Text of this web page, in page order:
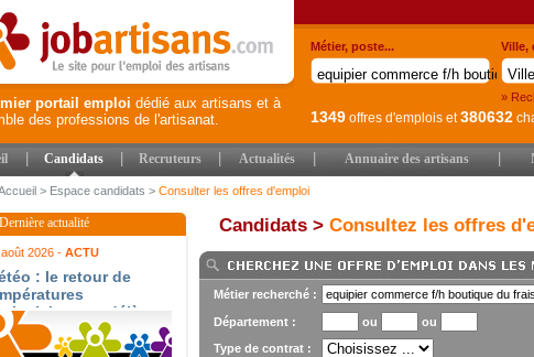
portail emploi dédié aux artisans et à
des professions de l'artisanat.
Métier, poste... Ville,
»
1349 offres d'emplois et380632
Candidats Recruteurs Actualités Annuaire des artisans
> Espace candidats > Consulter les offres d'emploi
Dernière actualité
2026 - ACTU
: le retour de
est déjà
au niveau national
Le HuffPost
Candidats > Consultez les offres
Métier recherché :
Département : ou
ou
Type de contrat :